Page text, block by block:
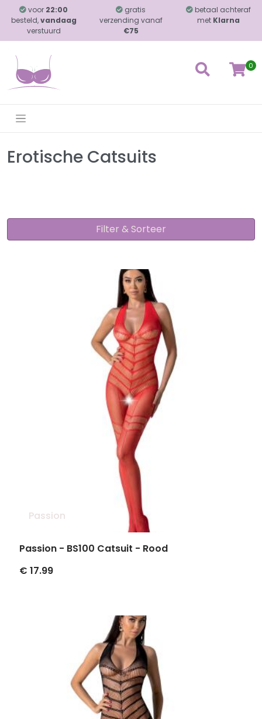
voor 22:00
besteld,vandaag
verstuurd
gratis
verzending vanaf
€75
betaal achteraf
met Klarna
0
Erotische Catsuits
Filter & Sorteer
Passion
Passion - BS100 Catsuit - Rood
€ 17.99